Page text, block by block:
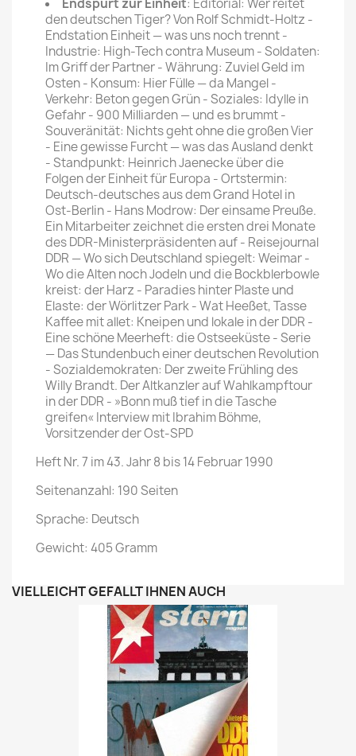
Endspurt zur Einheit: Editorial: Wer reitet
den deutschen Tiger? Von Rolf Schmidt-Holtz -
Endstation Einheit — was uns noch trennt -
Industrie: High-Tech contra Museum - Soldaten:
Im Griff der Partner - Währung: Zuviel Geld im
Osten - Konsum: Hier Fülle — da Mangel -
Verkehr: Beton gegen Grün - Soziales: Idylle in
Gefahr - 900 Milliarden — und es brummt -
Souveränität: Nichts geht ohne die großen Vier
- Eine gewisse Furcht — was das Ausland denkt
- Standpunkt: Heinrich Jaenecke über die
Folgen der Einheit für Europa - Ortstermin:
Deutsch-deutsches aus dem Grand Hotel in
Ost-Berlin - Hans Modrow: Der einsame Preuße.
Ein Mitarbeiter zeichnet die ersten drei Monate
des DDR-Ministerpräsidenten auf - Reisejournal
DDR — Wo sich Deutschland spiegelt: Weimar -
Wo die Alten noch Jodeln und die Bockblerbowle
kreist: der Harz - Paradies hinter Plaste und
Elaste: der Wörlitzer Park - Wat Heeßet, Tasse
Kaffee mit allet: Kneipen und lokale in der DDR -
Eine schöne Meerheft: die Ostseeküste - Serie
— Das Stundenbuch einer deutschen Revolution
- Sozialdemokraten: Der zweite Frühling des
Willy Brandt. Der Altkanzler auf Wahlkampftour
in der DDR - »Bonn muß tief in die Tasche
greifen« Interview mit Ibrahim Böhme,
Vorsitzender der Ost-SPD
Heft Nr. 7 im 43. Jahr 8 bis 14 Februar 1990
Seitenanzahl: 190 Seiten
Sprache: Deutsch
Gewicht: 405 Gramm
VIELLEICHT GEFÄLLT IHNEN AUCH